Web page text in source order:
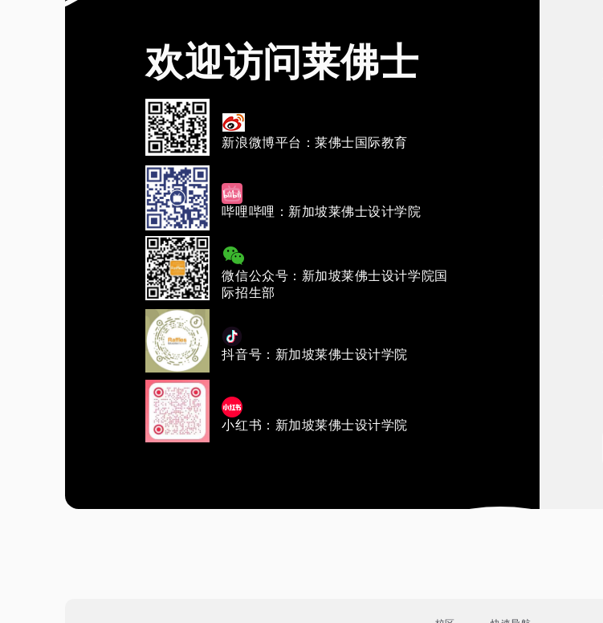
欢迎访问莱佛士
新浪微博平台：莱佛士国际教育
哔哩哔哩：新加坡莱佛士设计学院
微信公众号：新加坡莱佛士设计学院国
际招生部
抖音号：新加坡莱佛士设计学院
小红书：新加坡莱佛士设计学院